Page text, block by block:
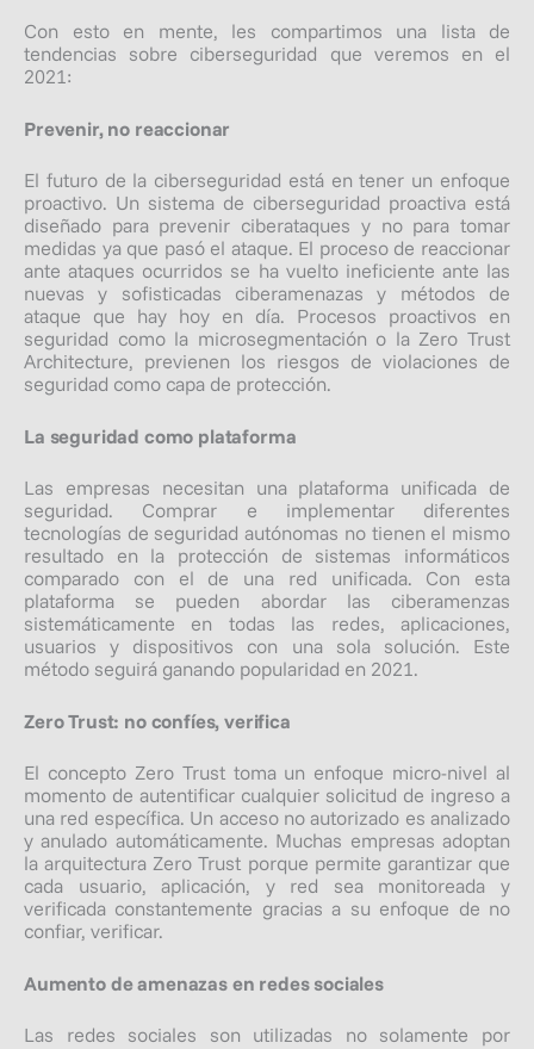
Con esto en mente, les compartimos una lista de
tendencias sobre ciberseguridad que veremos en el
2021:
Prevenir, no reaccionar
El futuro de la ciberseguridad está en tener un enfoque
proactivo. Un sistema de ciberseguridad proactiva está
diseñado para prevenir ciberataques y no para tomar
medidas ya que pasó el ataque. El proceso de reaccionar
ante ataques ocurridos se ha vuelto ineficiente ante las
nuevas y sofisticadas ciberamenazas y métodos de
ataque que hay hoy en día. Procesos proactivos en
seguridad como la microsegmentación o la Zero Trust
Architecture, previenen los riesgos de violaciones de
seguridad como capa de protección.
La seguridad como plataforma
Las empresas necesitan una plataforma unificada de
seguridad. Comprar e implementar diferentes
tecnologías de seguridad autónomas no tienen el mismo
resultado en la protección de sistemas informáticos
comparado con el de una red unificada. Con esta
plataforma se pueden abordar las ciberamenzas
sistemáticamente en todas las redes, aplicaciones,
usuarios y dispositivos con una sola solución. Este
método seguirá ganando popularidad en 2021.
Zero Trust: no confíes, verifica
El concepto Zero Trusttoma un enfoque micro-nivel al
momento de autentificar cualquier solicitud de ingreso a
una red específica. Un acceso no autorizado es analizado
y anulado automáticamente. Muchas empresas adoptan
la arquitectura Zero Trust porque permite garantizar que
cada usuario, aplicación, y red sea monitoreada y
verificada constantemente gracias a su enfoque de no
confiar, verificar.
Aumento de amenazas en redes sociales
Las redes sociales son utilizadas no solamente por